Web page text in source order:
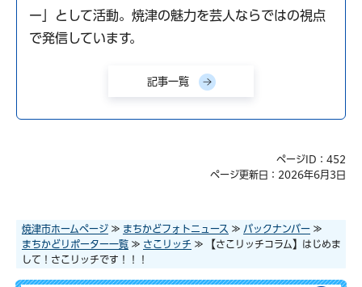
ー」として活動。焼津の魅力を芸人ならではの視点
で発信しています。
記事一覧
ページID：452
ページ更新日：2026年6月3日
焼津市ホームページ ≫ まちかどフォトニュース ≫ バックナンバー ≫
まちかどリポーター一覧 ≫ さこリッチ ≫ 【さこリッチコラム】はじめま
して！さこリッチです！！！